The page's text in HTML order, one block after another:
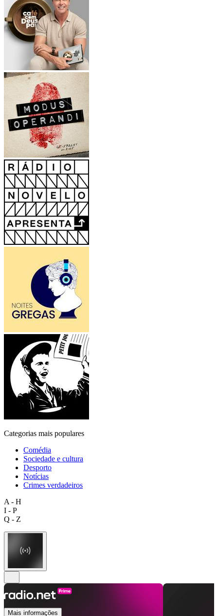
Categorias mais populares
Comédia
Sociedade e cultura
Desporto
Notícias
Crimes verdadeiros
A - H
I - P
Q - Z
Mais informações